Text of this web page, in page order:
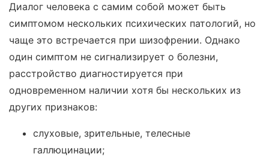
Диалог человека с самим собой может быть
симптомом нескольких психических патологий, но
чаще это встречается при шизофрении. Однако
один симптом не сигнализирует о болезни,
расстройство диагностируется при
одновременном наличии хотя бы нескольких из
других признаков:
слуховые, зрительные, телесные
галлюцинации;